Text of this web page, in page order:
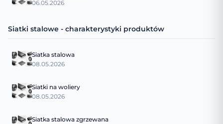
06.05.2026
Siatki stalowe - charakterystyki produktów
Siatka stalowa
08.05.2026
Siatki na woliery
08.05.2026
Siatka stalowa zgrzewana